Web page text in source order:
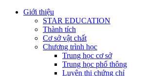
Giới thiệu
STAR EDUCATION
Thành tích
Cơ sở vật chất
Chương trình học
Trung học cơ sở
Trung học phổ thông
Luyên thi chứng chỉ